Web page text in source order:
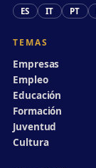
ES IT PT
TEMAS
Empresas
Empleo
Educación
Formación
Juventud
Cultura